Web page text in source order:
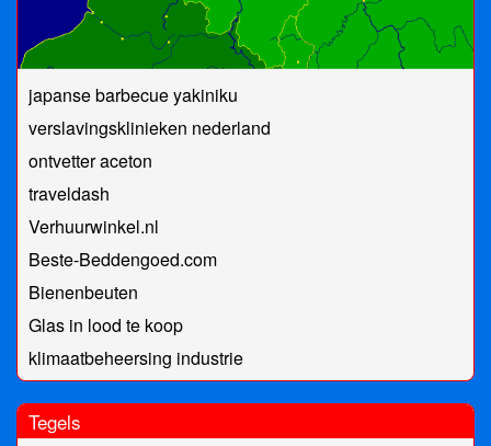
japanse barbecue yakiniku
verslavingsklinieken nederland
ontvetter aceton
traveldash
Verhuurwinkel.nl
Beste-Beddengoed.com
Bienenbeuten
Glas in lood te koop
klimaatbeheersing industrie
Tegels